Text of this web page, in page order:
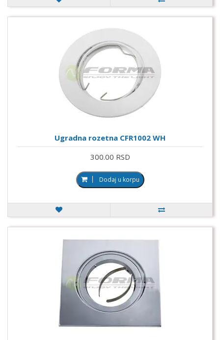
Ugradna rozetna CFR1002 WH
300.00 RSD
Dodaj u korpu